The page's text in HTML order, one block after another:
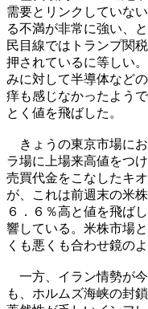
需要とリンクしていな
る不満が非常に強い、
民目線ではトランプ関
押されているに等しい
みに対して半導体など
痒も感じなかったよう
とく値を飛ばした。
きょうの東京市場に
ラ場に上場来高値をつ
売買代金をこなしたキ
が、これは前週末の米
６．６％高と値を飛ば
響している。米株市場
くも悪くも合わせ鏡の
一方、イラン情勢が
も、ホルムズ海峡の封